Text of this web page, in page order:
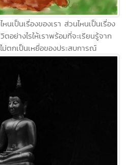
นเป็นเรื่องของเรา ส่วนไหนเป็นเรื่อง
อย่างไรให้เราพร้อมที่จะเรียนรู้จาก
ตกเป็นเหยื่อของประสบการณ์